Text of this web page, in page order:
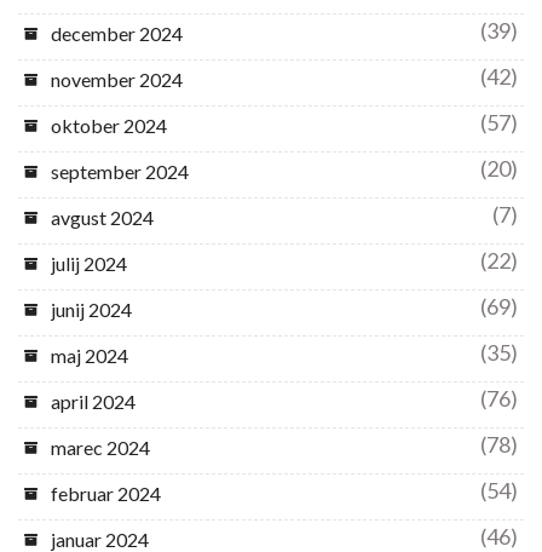
december 2024 (39)
november 2024 (42)
oktober 2024 (57)
september 2024 (20)
avgust 2024 (7)
julij 2024 (22)
junij 2024 (69)
maj 2024 (35)
april 2024 (76)
marec 2024 (78)
februar 2024 (54)
januar 2024 (46)